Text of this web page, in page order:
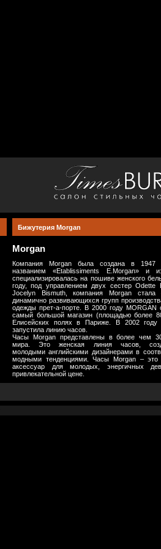
Бижутерия Morgan
Morgan
Компания Morgan была создана в 1947
названием «Etablissiments E.Morgan» и
специализировалась на пошиве женского
году, под управлением двух сестер Odette
Jocelyn Bismuth, компания Morgan стала
динамично развивающихся групп
одежды прет-а-порте. В 2000 году MORGAN
самый большой магазин (площадью более
Елисейских полях в Париже. В 2002 году
запустила линию часов.
Часы Morgan представлены в более чем
мира. Это женская линия часов,
молодыми английскими дизайнерами в
модными тенденциями. Часы Morgan – это
аксессуар для молодых, энергичных
привлекательной цене.